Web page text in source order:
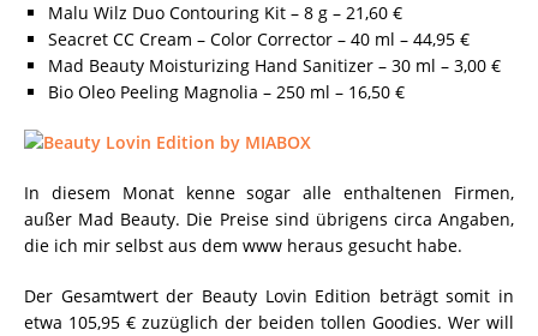
Malu Wilz Duo Contouring Kit – 8 g – 21,60 €
Seacret CC Cream – Color Corrector – 40 ml – 44,95 €
Mad Beauty Moisturizing Hand Sanitizer – 30 ml – 3,00 €
Bio Oleo Peeling Magnolia – 250 ml – 16,50 €
In diesem Monat kenne sogar alle enthaltenen Firmen,
außer Mad Beauty. Die Preise sind übrigens circa Angaben,
die ich mir selbst aus dem www heraus gesucht habe.
Der Gesamtwert der Beauty Lovin Edition beträgt somit in
etwa 105,95 € zuzüglich der beiden tollen Goodies. Wer will